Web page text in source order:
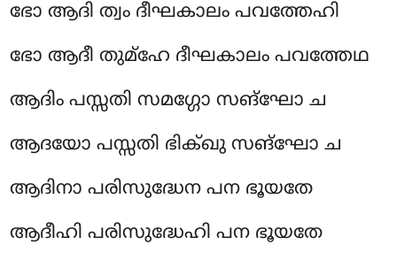
ഭോ ആദി ത്വം ദീഘകാലം പവത്തേഹി
ഭോ ആദീ തുമ്ഹേ ദീഘകാലം പവത്തേഥ
ആദിം പസ്സതി സമഗ്ഗോ സങ്ഘോ ച
ആദയോ പസ്സതി ഭിക്ഖു സങ്ഘോ ച
ആദിനാ പരിസുദ്ധേന പന ഭൂയതേ
ആദീഹി പരിസുദ്ധേഹി പന ഭൂയതേ